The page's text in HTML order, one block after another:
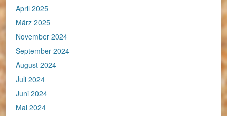
April 2025
März 2025
November 2024
September 2024
August 2024
Juli 2024
Juni 2024
Mai 2024